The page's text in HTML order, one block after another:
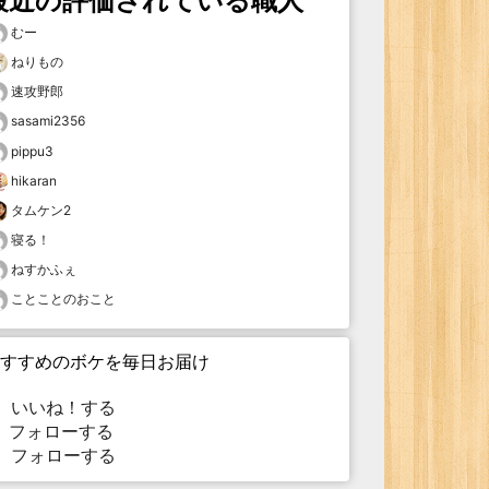
むー
ねりもの
速攻野郎
sasami2356
pippu3
hikaran
タムケン2
寝る！
ねすかふぇ
ことことのおこと
すめのボケを毎日お届け
いいね！する
ォローする
フォローする